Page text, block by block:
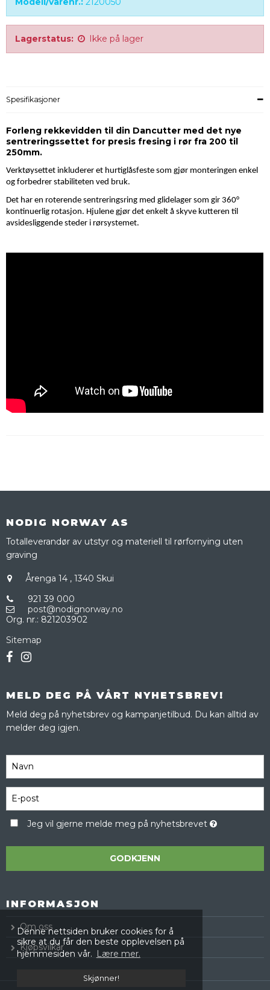
Denne nettsiden bruker cookies for å
sikre at du får den beste opplevelsen på
hjemmesiden vår. Lære mer.
Skjønner!
Lagerstatus: Ikke på lager
Spesifikasjoner
Forleng rekkevidden til din Dancutter med det nye
sentreringssettet for presis fresing i rør fra 200 til
250mm.
Verktøysettet inkluderer et hurtiglåsfeste som gjør monteringen enkel
og forbedrer stabiliteten ved bruk.
Det har en roterende sentreringsring med glidelager som gir 360°
kontinuerlig rotasjon. Hjulene gjør det enkelt å skyve kutteren til
avsidesliggende steder i rørsystemet.
NODIG NORWAY AS
Totalleverandør av utstyr og materiell til rørfornying uten
graving
Årenga 14 , 1340 Skui
921 39 000
post@nodignorway.no
Org. nr.: 821203902
Sitemap
MELD DEG PÅ VÅRT NYHETSBREV!
Meld deg på nyhetsbrev og kampanjetilbud. Du kan alltid av
melder deg igjen.
Jeg vil gjerne melde meg på nyhetsbrevet
GODKJENN
INFORMASJON
Om oss
Kjøpsvilkår